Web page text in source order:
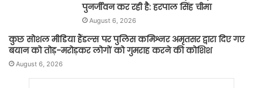
पुनर्जीवन कर रही है: हरपाल सिंह चीमा
August 6, 2026
कुछ सोशल मीडिया हैंडल्स पर पुलिस कमिश्नर अमृतसर द्वारा दिए गए
बयान को तोड़-मरोड़कर लोगों को गुमराह करने की कोशिश
August 6, 2026